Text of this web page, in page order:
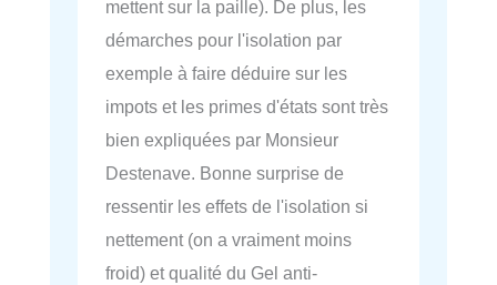
mettent sur la paille). De plus, les
démarches pour l'isolation par
exemple à faire déduire sur les
impots et les primes d'états sont très
bien expliquées par Monsieur
Destenave. Bonne surprise de
ressentir les effets de l'isolation si
nettement (on a vraiment moins
froid) et qualité du Gel anti-